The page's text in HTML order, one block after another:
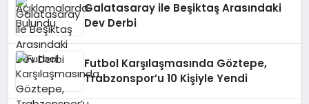
Galatasaray ile Beşiktaş Arasındaki
Dev Derbi
Futbol Karşılaşmasında Göztepe,
Trabzonspor’u 10 Kişiyle Yendi